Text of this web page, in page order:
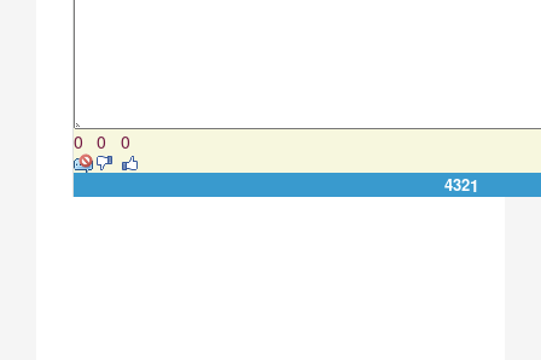
0 0
0
1
2
3
4